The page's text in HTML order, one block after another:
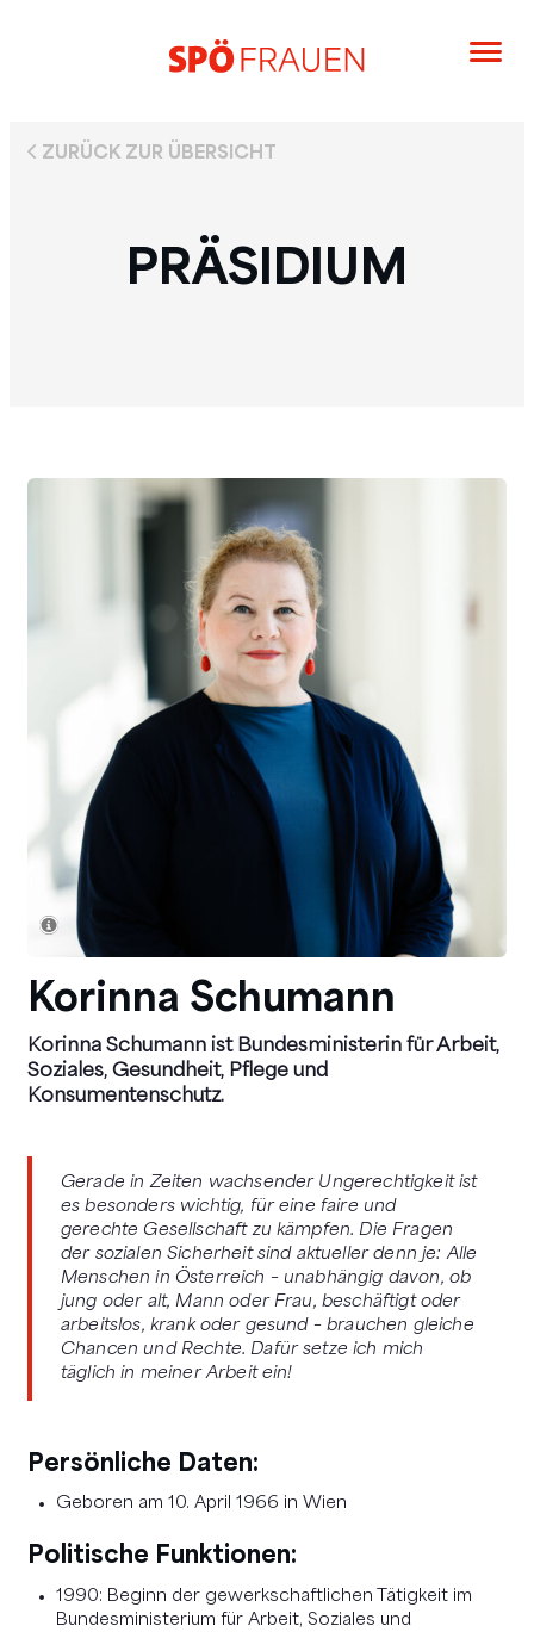
ZURÜCK ZUR ÜBERSICHT
PRÄSIDIUM
Korinna Schumann
Korinna Schumann ist Bundesministerin für Arbeit,
Soziales, Gesundheit, Pflege und
Konsumentenschutz.
Gerade in Zeiten wachsender Ungerechtigkeit ist
es besonders wichtig, für eine faire und
gerechte Gesellschaft zu kämpfen. Die Fragen
der sozialen Sicherheit sind aktueller denn je: Alle
Menschen in Österreich – unabhängig davon, ob
jung oder alt, Mann oder Frau, beschäftigt oder
arbeitslos, krank oder gesund – brauchen gleiche
Chancen und Rechte. Dafür setze ich mich
täglich in meiner Arbeit ein!
Persönliche Daten:
Geboren am 10. April 1966 in Wien
Politische Funktionen:
1990: Beginn der gewerkschaftlichen Tätigkeit im
Bundesministerium für Arbeit, Soziales und